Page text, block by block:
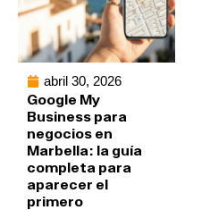
abril 30, 2026
Google My
Business para
negocios en
Marbella: la guía
completa para
aparecer el
primero